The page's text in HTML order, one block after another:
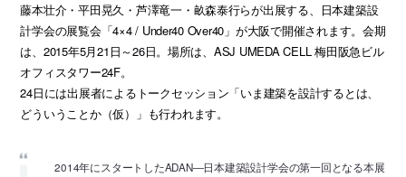
藤本壮介・平田晃久・芦澤竜一・畝森泰行らが出展する、日本建築設
計学会の展覧会「4×4 / Under40 Over40」が大阪で開催されます。会期
は、2015年5月21日～26日。場所は、ASJ UMEDA CELL 梅田阪急ビル
オフィスタワー24F。
24日には出展者によるトークセッション「いま建築を設計するとは、
どういうことか（仮）」も行われます。
2014年にスタートしたADAN―日本建築設計学会の第一回となる本展